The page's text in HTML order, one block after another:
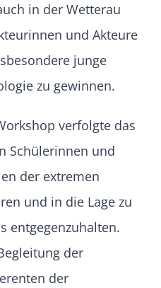
in der Wetterau
und Akteure
junge
zu gewinnen.
verfolgte das
Schülerinnen und
der extremen
und in die Lage zu
entgegenzuhalten.
der
der